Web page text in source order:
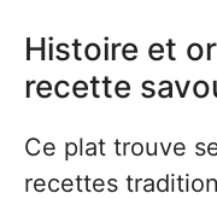
Histoire et
recette
Ce plat trouve
recettes